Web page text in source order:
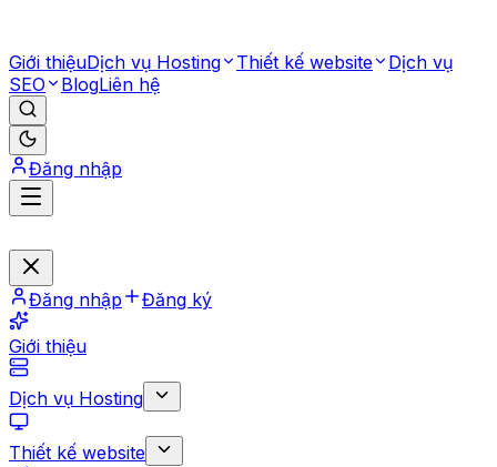
Giới thiệuDịch vụ Hosting Thiết kế website
Dịch vụ
SEO
BlogLiên hệ
Đăng nhập
Đăng nhập Đăng ký
Giới thiệu
Dịch vụ Hosting
Thiết kế website